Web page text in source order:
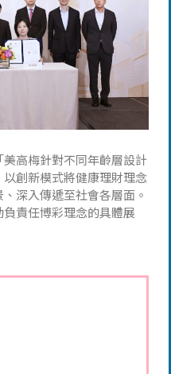
高梅針對不同年齡層設計
創新模式將健康理財理念
深入傳遞至社會各層面。
責任博彩理念的具體展